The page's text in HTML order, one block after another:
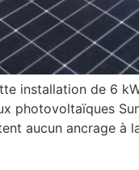
installation de 6
photovoltaïques
aucun ancrage à